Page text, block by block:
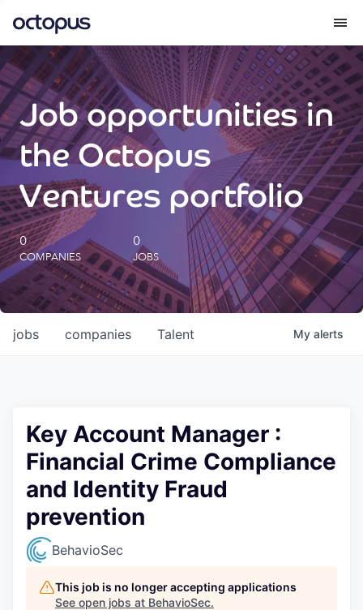
What we do
How we do it
Our impact
Future Generations Reports
Octopus Giving
Careers
Job opportunities in
the Octopus
Ventures portfolio
0
COMPANIES
0
JOBS
jobs companies Talent My alerts
Key Account Manager :
Financial Crime Compliance
and Identity Fraud
prevention
BehavioSec
This job is no longer accepting applications
See open jobs at BehavioSec.